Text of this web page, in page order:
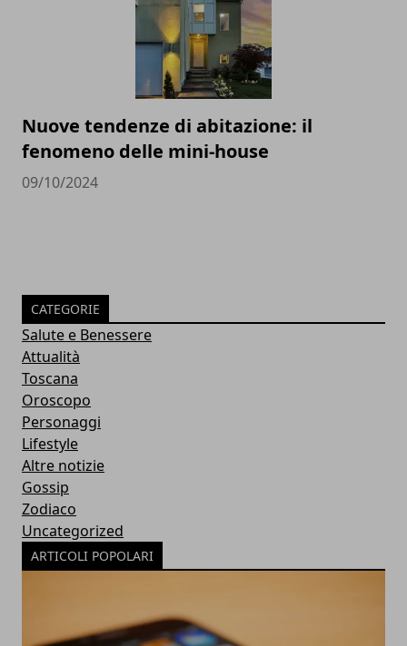
Nuove tendenze di abitazione: il
fenomeno delle mini-house
09/10/2024
CATEGORIE
Salute e Benessere
Attualità
Toscana
Oroscopo
Personaggi
Lifestyle
Altre notizie
Gossip
Zodiaco
Uncategorized
ARTICOLI POPOLARI